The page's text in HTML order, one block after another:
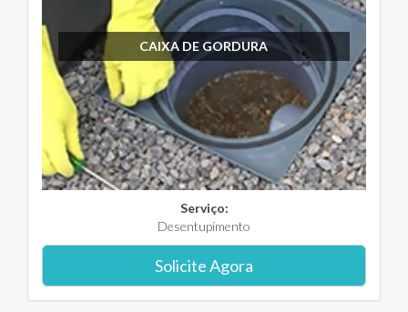
CAIXA DE GORDURA
Serviço:
Desentupimento
Solicite Agora